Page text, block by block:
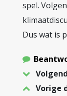
spel.
Dus wat is
Vorige